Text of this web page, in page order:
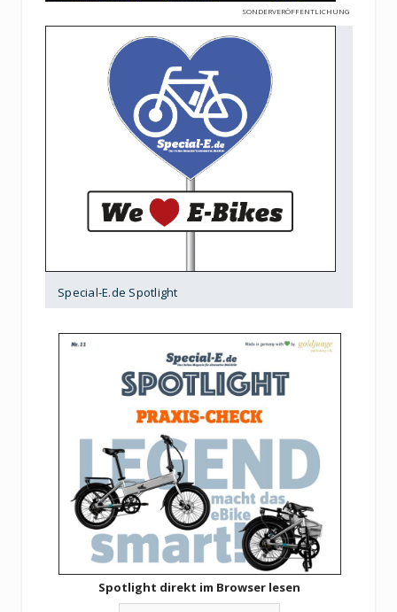
SONDERVERÖFFENTLICHUNG
Special-E.de Spotlight
Spotlight direkt im Browser lesen